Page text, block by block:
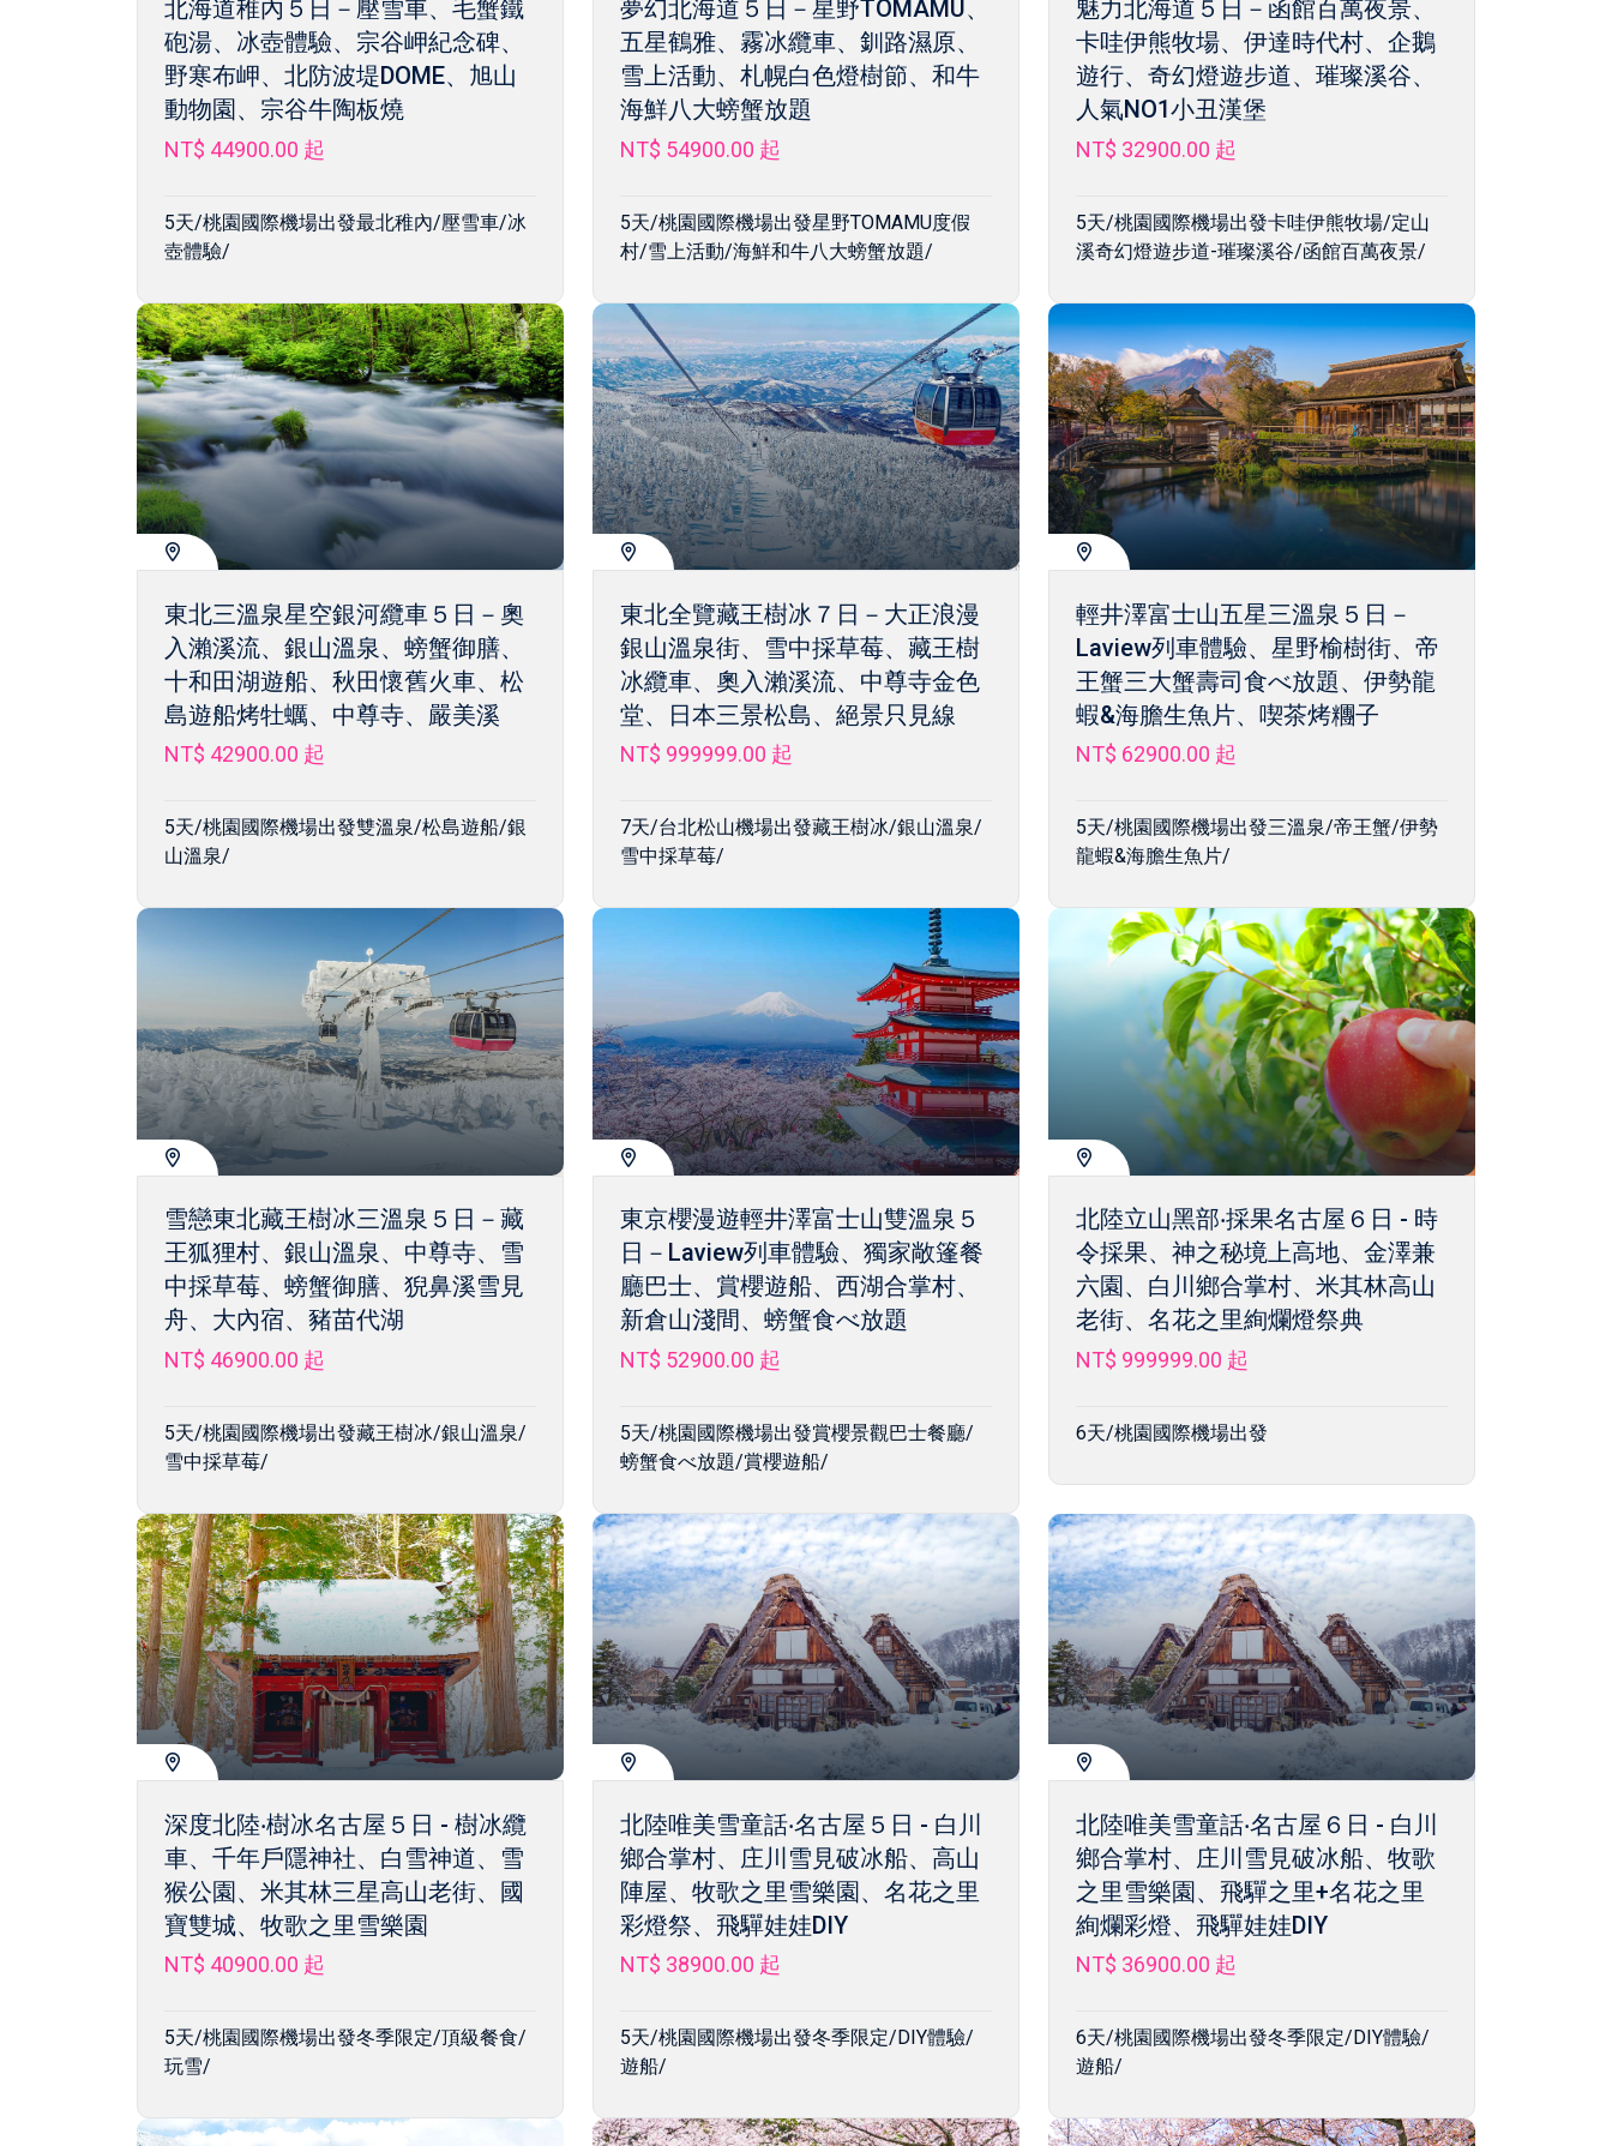
北海道稚內５日－壓雪車、毛蟹鐵
砲湯、冰壺體驗、宗谷岬紀念碑、
野寒布岬、北防波堤DOME、旭山
動物園、宗谷牛陶板燒
NT$ 44900.00 起
5天/桃園國際機場出發最北稚內/壓雪車/冰
壺體驗/
夢幻北海道５日－星野TOMAMU、
五星鶴雅、霧冰纜車、釧路濕原、
雪上活動、札幌白色燈樹節、和牛
海鮮八大螃蟹放題
NT$ 54900.00 起
5天/桃園國際機場出發星野TOMAMU度假
村/雪上活動/海鮮和牛八大螃蟹放題/
魅力北海道５日－函館百萬夜景、
卡哇伊熊牧場、伊達時代村、企鵝
遊行、奇幻燈遊步道、璀璨溪谷、
人氣NO1小丑漢堡
NT$ 32900.00 起
5天/桃園國際機場出發卡哇伊熊牧場/定山
溪奇幻燈遊步道-璀璨溪谷/函館百萬夜景/
東北三溫泉星空銀河纜車５日－奧
入瀨溪流、銀山溫泉、螃蟹御膳、
十和田湖遊船、秋田懷舊火車、松
島遊船烤牡蠣、中尊寺、嚴美溪
NT$ 42900.00 起
5天/桃園國際機場出發雙溫泉/松島遊船/銀
山溫泉/
東北全覽藏王樹冰７日－大正浪漫
銀山溫泉街、雪中採草莓、藏王樹
冰纜車、奧入瀨溪流、中尊寺金色
堂、日本三景松島、絕景只見線
NT$ 999999.00 起
7天/台北松山機場出發藏王樹冰/銀山溫泉/
雪中採草莓/
輕井澤富士山五星三溫泉５日－
Laview列車體驗、星野榆樹街、帝
王蟹三大蟹壽司食べ放題、伊勢龍
蝦&海膽生魚片、喫茶烤糰子
NT$ 62900.00 起
5天/桃園國際機場出發三溫泉/帝王蟹/伊勢
龍蝦&海膽生魚片/
雪戀東北藏王樹冰三溫泉５日－藏
王狐狸村、銀山溫泉、中尊寺、雪
中採草莓、螃蟹御膳、猊鼻溪雪見
舟、大內宿、豬苗代湖
NT$ 46900.00 起
5天/桃園國際機場出發藏王樹冰/銀山溫泉/
雪中採草莓/
東京櫻漫遊輕井澤富士山雙溫泉５
日－Laview列車體驗、獨家敞篷餐
廳巴士、賞櫻遊船、西湖合掌村、
新倉山淺間、螃蟹食べ放題
NT$ 52900.00 起
5天/桃園國際機場出發賞櫻景觀巴士餐廳/
螃蟹食べ放題/賞櫻遊船/
北陸立山黑部‧採果名古屋６日 - 時
令採果、神之秘境上高地、金澤兼
六園、白川鄉合掌村、米其林高山
老街、名花之里絢爛燈祭典
NT$ 999999.00 起
6天/桃園國際機場出發
深度北陸‧樹冰名古屋５日 - 樹冰纜
車、千年戶隱神社、白雪神道、雪
猴公園、米其林三星高山老街、國
寶雙城、牧歌之里雪樂園
NT$ 40900.00 起
5天/桃園國際機場出發冬季限定/頂級餐食/
玩雪/
北陸唯美雪童話‧名古屋５日 - 白川
鄉合掌村、庄川雪見破冰船、高山
陣屋、牧歌之里雪樂園、名花之里
彩燈祭、飛驒娃娃DIY
NT$ 38900.00 起
5天/桃園國際機場出發冬季限定/DIY體驗/
遊船/
北陸唯美雪童話‧名古屋６日 - 白川
鄉合掌村、庄川雪見破冰船、牧歌
之里雪樂園、飛驒之里+名花之里
絢爛彩燈、飛驒娃娃DIY
NT$ 36900.00 起
6天/桃園國際機場出發冬季限定/DIY體驗/
遊船/